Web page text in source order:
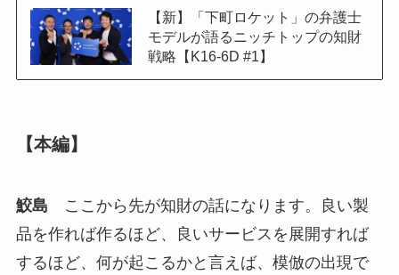
【新】「下町ロケット」の弁護士
モデルが語るニッチトップの知財
戦略【K16-6D #1】
【本編】
鮫島 ここから先が知財の話になります。良い製
品を作れば作るほど、良いサービスを展開すれば
するほど、何が起こるかと言えば、模倣の出現で